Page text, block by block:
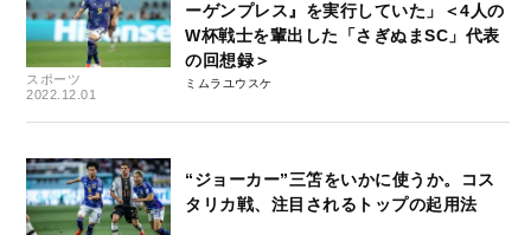
スポーツ
2022.12.01
ーゲンプレス』を実行していた」＜4人の
W杯戦士を輩出した「さぎぬまSC」代表
の回想録＞
ミムラユウスケ
“ジョーカー”三笘をいかに使うか。コス
タリカ戦、注目されるトップの起用法